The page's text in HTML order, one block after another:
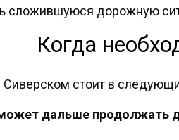
сложившуюся дорожную
Когда
Сиверском стоит в
дальше продолжать